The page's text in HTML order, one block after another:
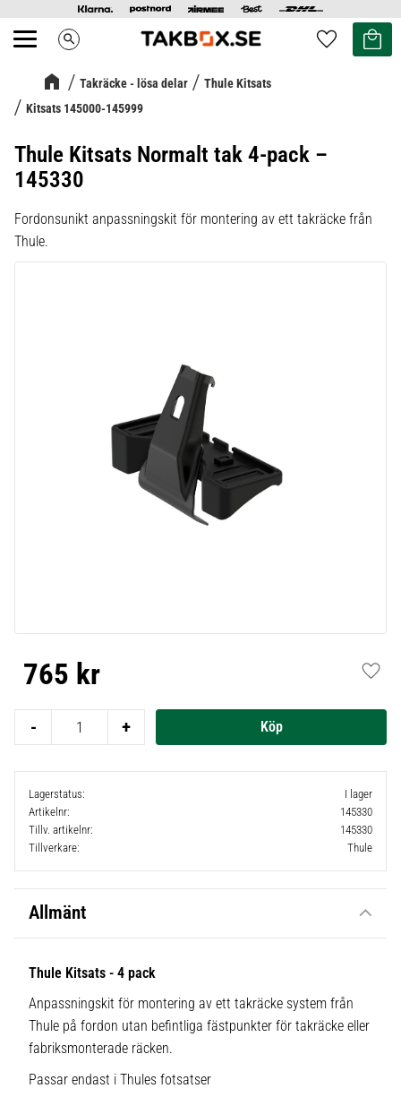
Meny search Favoriter
Kundvagn
Takräcke - lösa delar
Thule Kitsats
Kitsats 145000-145999
Thule Kitsats Normalt tak 4-pack –
145330
Fordonsunikt anpassningskit för montering av ett takräcke från
Thule.
765 kr
+
-
Lagerstatus
I lager
Artikelnr
145330
Tillv. artikelnr
145330
Tillverkare
Thule
Allmänt
Thule Kitsats - 4 pack
Anpassningskit för montering av ett takräcke system från
Thule på fordon utan befintliga fästpunkter för takräcke eller
fabriksmonterade räcken.
Passar endast i Thules fotsatser